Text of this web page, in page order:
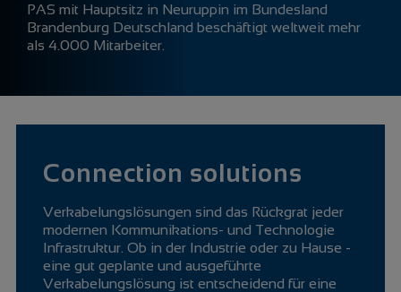
PAS mit Hauptsitz in Neuruppin im Bundesland
Brandenburg Deutschland beschäftigt weltweit mehr
als 4.000 Mitarbeiter.
Connection solutions
Verkabelungslösungen sind das Rückgrat jeder
modernen Kommunikations- und Technologie
Infrastruktur. Ob in der Industrie oder zu Hause -
eine gut geplante und ausgeführte
Verkabelungslösung ist entscheidend für eine